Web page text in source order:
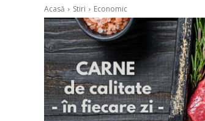
Acasă Stiri Economic